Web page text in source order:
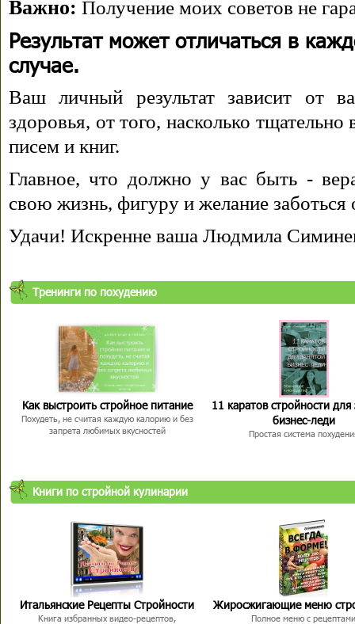
Важно: Получение моих советов не
Результат может отличаться в
случае.
Ваш личный результат зависит от
здоровья, от того, насколько
писем и книг.
Главное, что должно у вас быть -
свою жизнь, фигуру и желание заботься
Удачи! Искренне ваша Людмила
Тренинги по похудению
Как выстроить стройное питание
Похудеть, не считая каждую калорию и без
запрета любимых вкусностей
11 каратов стройности для
бизнес-леди
Простая система
Книги по стройной кулинарии
Итальянские Рецепты Стройности
Книга избранных видео-рецептов,
Жиросжигающие меню
Полное меню с рецептами